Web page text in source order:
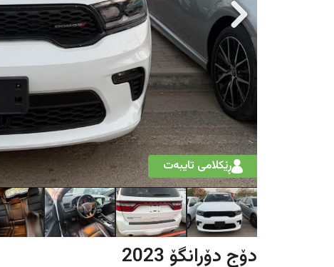
ڕێکلامی تایبەت
دۆج دۆرانگۆ 2023